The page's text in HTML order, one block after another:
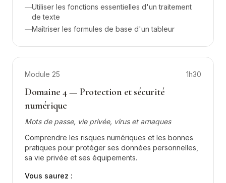
—Utiliser les fonctions essentielles d'un traitement
de texte
—Maîtriser les formules de base d'un tableur
Module 25 1h30
Domaine 4 — Protection et sécurité
numérique
Mots de passe, vie privée, virus et arnaques
Comprendre les risques numériques et les bonnes
pratiques pour protéger ses données personnelles,
sa vie privée et ses équipements.
Vous saurez :